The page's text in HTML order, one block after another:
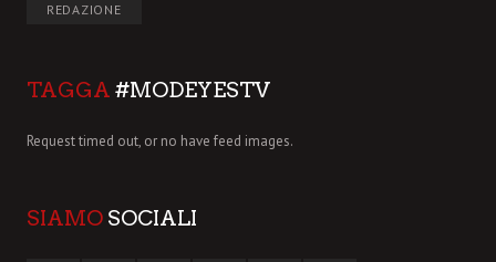
REDAZIONE
TAGGA #MODEYESTV
Request timed out, or no have feed images.
SIAMO SOCIALI